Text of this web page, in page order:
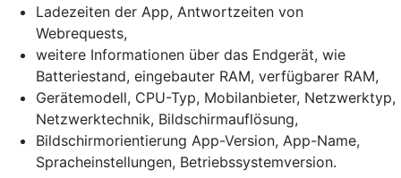
Ladezeiten der App, Antwortzeiten von
Webrequests,
weitere Informationen über das Endgerät, wie
Batteriestand, eingebauter RAM, verfügbarer RAM,
Gerätemodell, CPU-Typ, Mobilanbieter, Netzwerktyp,
Netzwerktechnik, Bildschirmauflösung,
Bildschirmorientierung App-Version, App-Name,
Spracheinstellungen, Betriebssystemversion.